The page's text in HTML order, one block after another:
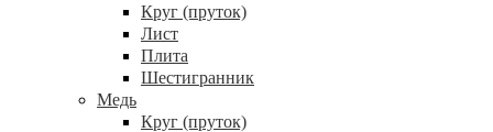
Круг (пруток)
Лист
Плита
Шестигранник
Медь
Круг (пруток)